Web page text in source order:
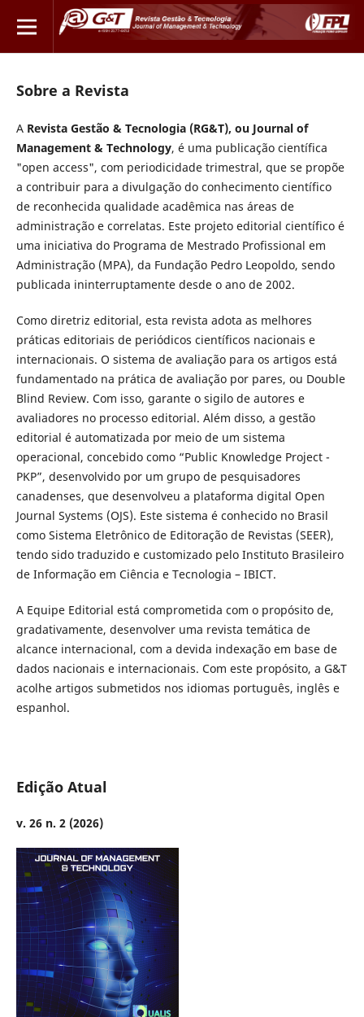
Sobre a Revista
A Revista Gestão & Tecnologia (RG&T), ou Journal of
Management & Technology, é uma publicação científica
"open access", com periodicidade trimestral, que se propõe
a contribuir para a divulgação do conhecimento científico
de reconhecida qualidade acadêmica nas áreas de
administração e correlatas. Este projeto editorial científico é
uma iniciativa do Programa de Mestrado Profissional em
Administração (MPA), da Fundação Pedro Leopoldo, sendo
publicada ininterruptamente desde o ano de 2002.
Como diretriz editorial, esta revista adota as melhores
práticas editoriais de periódicos científicos nacionais e
internacionais. O sistema de avaliação para os artigos está
fundamentado na prática de avaliação por pares, ou Double
Blind Review. Com isso, garante o sigilo de autores e
avaliadores no processo editorial. Além disso, a gestão
editorial é automatizada por meio de um sistema
operacional, concebido como “Public Knowledge Project -
PKP”, desenvolvido por um grupo de pesquisadores
canadenses, que desenvolveu a plataforma digital Open
Journal Systems (OJS). Este sistema é conhecido no Brasil
como Sistema Eletrônico de Editoração de Revistas (SEER),
tendo sido traduzido e customizado pelo Instituto Brasileiro
de Informação em Ciência e Tecnologia – IBICT.
A Equipe Editorial está comprometida com o propósito de,
gradativamente, desenvolver uma revista temática de
alcance internacional, com a devida indexação em base de
dados nacionais e internacionais. Com este propósito, a G&T
acolhe artigos submetidos nos idiomas português, inglês e
espanhol.
Edição Atual
v. 26 n. 2 (2026)